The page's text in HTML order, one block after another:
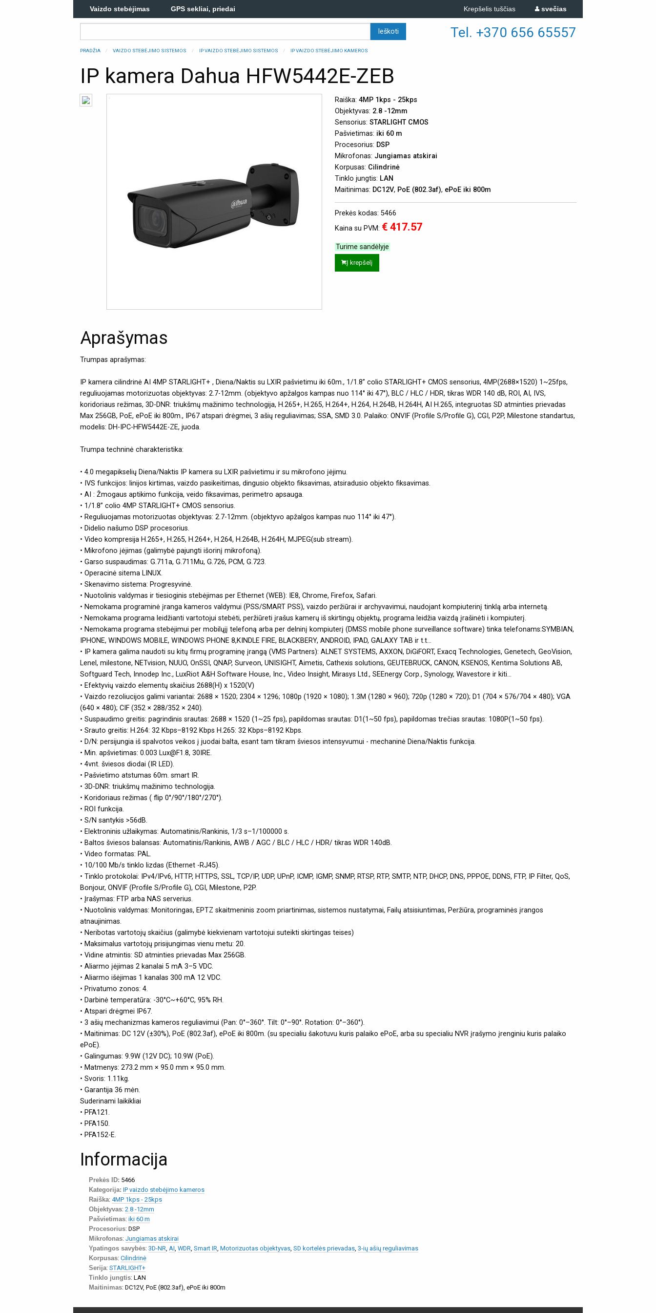
Vaizdo stebėjimas GPS sekliai, priedai svečias
Krepšelis tuščias
Tel. +370 656 65557
PRADŽIA VAIZDO STEBĖJIMO SISTEMOS IP VAIZDO STEBĖJIMO SISTEMOS IP VAIZDO STEBĖJIMO KAMEROS
IP kamera Dahua HFW5442E-ZEB
Raiška: 4MP 1kps - 25kps
Objektyvas: 2.8 -12mm
Sensorius: STARLIGHT CMOS
Pašvietimas: iki 60 m
Procesorius: DSP
Mikrofonas: Jungiamas atskirai
Korpusas: Cilindrinė
Tinklo jungtis: LAN
Maitinimas: DC12V, PoE (802.3af), ePoE iki 800m
Prekės kodas: 5466
Kaina su PVM: € 417.57
Turime sandėlyje
Į krepšelį
Aprašymas
Trumpas aprašymas:
IP kamera cilindrinė AI 4MP STARLIGHT+ , Diena/Naktis su LXIR pašvietimu iki 60m., 1/1.8” colio STARLIGHT+ CMOS sensorius, 4MP(2688×1520) 1~25fps,
reguliuojamas motorizuotas objektyvas: 2.7-12mm. (objektyvo apžalgos kampas nuo 114° iki 47°), BLC / HLC / HDR, tikras WDR 140 dB, ROI, AI, IVS,
koridoriaus režimas, 3D-DNR: triukšmų mažinimo technologija, H.265+, H.265, H.264+, H.264, H.264B, H.264H, AI H.265, integruotas SD atminties prievadas
Max 256GB, PoE, ePoE iki 800m., IP67 atspari drėgmei, 3 ašių reguliavimas; SSA, SMD 3.0. Palaiko: ONVIF (Profile S/Profile G), CGI, P2P, Milestone standartus,
modelis: DH-IPC-HFW5442E-ZE, juoda.
Trumpa techninė charakteristika:
• 4.0 megapikselių Diena/Naktis IP kamera su LXIR pašvietimu ir su mikrofono įėjimu.
• IVS funkcijos: linijos kirtimas, vaizdo pasikeitimas, dingusio objekto fiksavimas, atsiradusio objekto fiksavimas.
• AI : Žmogaus aptikimo funkcija, veido fiksavimas, perimetro apsauga.
• 1/1.8” colio 4MP STARLIGHT+ CMOS sensorius.
• Reguliuojamas motorizuotas objektyvas: 2.7-12mm. (objektyvo apžalgos kampas nuo 114° iki 47°).
• Didelio našumo DSP procesorius.
• Video kompresija H.265+, H.265, H.264+, H.264, H.264B, H.264H, MJPEG(sub stream).
• Mikrofono įėjimas (galimybė pajungti išorinį mikrofoną).
• Garso suspaudimas: G.711a, G.711Mu, G.726, PCM, G.723.
• Operacinė sitema LINUX.
• Skenavimo sistema: Progresyvinė.
• Nuotolinis valdymas ir tiesioginis stebėjimas per Ethernet (WEB): IE8, Chrome, Firefox, Safari.
• Nemokama programinė įranga kameros valdymui (PSS/SMART PSS), vaizdo peržiūrai ir archyvavimui, naudojant kompiuterinį tinklą arba internetą.
• Nemokama programa leidžianti vartotojui stebėti, peržiūreti įrašus kamerų iš skirtingų objektų, programa leidžia vaizdą įrašinėti i kompiuterį.
• Nemokama programa stebėjimui per mobilųjį telefoną arba per delninį kompiuterį (DMSS mobile phone surveillance software) tinka telefonams:SYMBIAN,
IPHONE, WINDOWS MOBILE, WINDOWS PHONE 8,KINDLE FIRE, BLACKBERY, ANDROID, IPAD, GALAXY TAB ir t.t...
• IP kamera galima naudoti su kitų firmų programinę įrangą (VMS Partners): ALNET SYSTEMS, AXXON, DiGiFORT, Exacq Technologies, Genetech, GeoVision,
Lenel, milestone, NETvision, NUUO, OnSSI, QNAP, Surveon, UNISIGHT, Aimetis, Cathexis solutions, GEUTEBRUCK, CANON, KSENOS, Kentima Solutions AB,
Softguard Tech, Innodep Inc., LuxRiot A&H Software House, Inc., Video Insight, Mirasys Ltd., SEEnergy Corp., Synology, Wavestore ir kiti...
• Efektyvių vaizdo elementų skaičius 2688(H) x 1520(V)
• Vaizdo rezoliucijos galimi variantai: 2688 × 1520; 2304 × 1296; 1080p (1920 × 1080); 1.3M (1280 × 960); 720p (1280 × 720); D1 (704 × 576/704 × 480); VGA
(640 × 480); CIF (352 × 288/352 × 240).
• Suspaudimo greitis: pagrindinis srautas: 2688 × 1520 (1~25 fps), papildomas srautas: D1(1~50 fps), papildomas trečias srautas: 1080P(1~50 fps).
• Srauto greitis: H.264: 32 Kbps–8192 Kbps H.265: 32 Kbps–8192 Kbps.
• D/N: persijungia iš spalvotos veikos į juodai balta, esant tam tikram šviesos intensyvumui - mechaninė Diena/Naktis funkcija.
• Min. apšvietimas: 0.003 Lux@F1.8, 30IRE.
• 4vnt. šviesos diodai (IR LED).
• Pašvietimo atstumas 60m. smart IR.
• 3D-DNR: triukšmų mažinimo technologija.
• Koridoriaus režimas ( flip 0°/90°/180°/270°).
• ROI funkcija.
• S/N santykis >56dB.
• Elektroninis užlaikymas: Automatinis/Rankinis, 1/3 s–1/100000 s.
• Baltos šviesos balansas: Automatinis/Rankinis, AWB / AGC / BLC / HLC / HDR/ tikras WDR 140dB.
• Video formatas: PAL.
• 10/100 Mb/s tinklo lizdas (Ethernet -RJ45).
• Tinklo protokolai: IPv4/IPv6, HTTP, HTTPS, SSL, TCP/IP, UDP, UPnP, ICMP, IGMP, SNMP, RTSP, RTP, SMTP, NTP, DHCP, DNS, PPPOE, DDNS, FTP, IP Filter, QoS,
Bonjour, ONVIF (Profile S/Profile G), CGI, Milestone, P2P.
• Įrašymas: FTP arba NAS serverius.
• Nuotolinis valdymas: Monitoringas, EPTZ skaitmeninis zoom priartinimas, sistemos nustatymai, Failų atsisiuntimas, Peržiūra, programinės įrangos
atnaujinimas.
• Neribotas vartotojų skaičius (galimybė kiekvienam vartotojui suteikti skirtingas teises)
• Maksimalus vartotojų prisijungimas vienu metu: 20.
• Vidine atmintis: SD atminties prievadas Max 256GB.
• Aliarmo įėjimas 2 kanalai 5 mA 3–5 VDC.
• Aliarmo išėjimas 1 kanalas 300 mA 12 VDC.
• Privatumo zonos: 4.
• Darbinė temperatūra: -30°C~+60°C, 95% RH.
• Atspari drėgmei IP67.
• 3 ašių mechanizmas kameros reguliavimui (Pan: 0°–360°. Tilt: 0°–90°. Rotation: 0°–360°).
• Maitinimas: DC 12V (±30%), PoE (802.3af), ePoE iki 800m. (su specialiu šakotuvu kuris palaiko ePoE, arba su specialiu NVR įrašymo įrenginiu kuris palaiko
ePoE).
• Galingumas: 9.9W (12V DC); 10.9W (PoE).
• Matmenys: 273.2 mm × 95.0 mm × 95.0 mm.
• Svoris: 1.11kg.
• Garantija 36 mėn.
Suderinami laikikliai
• PFA121.
• PFA150.
• PFA152-E.
Informacija
Prekės ID: 5466
Kategorija: IP vaizdo stebėjimo kameros
Raiška: 4MP 1kps - 25kps
Objektyvas: 2.8 -12mm
Pašvietimas: iki 60 m
Procesorius: DSP
Mikrofonas: Jungiamas atskirai
Ypatingos savybės: 3D-NR, AI, WDR, Smart IR, Motorizuotas objektyvas, SD kortelės prievadas, 3-ių ašių reguliavimas
Korpusas: Cilindrinė
Serija: STARLIGHT+
Tinklo jungtis: LAN
Maitinimas: DC12V, PoE (802.3af), ePoE iki 800m